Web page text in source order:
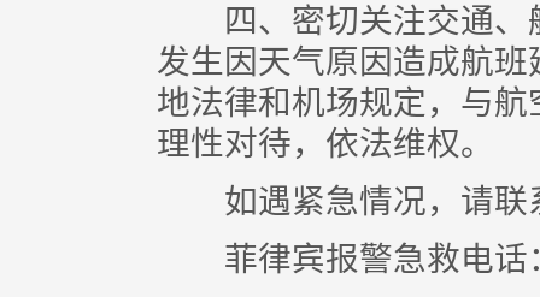
四、密切关注交通、
发生因天气原因造成航
地法律和机场规定，与
理性对待，依法维权。
如遇紧急情况，请联
菲律宾报警急救电话